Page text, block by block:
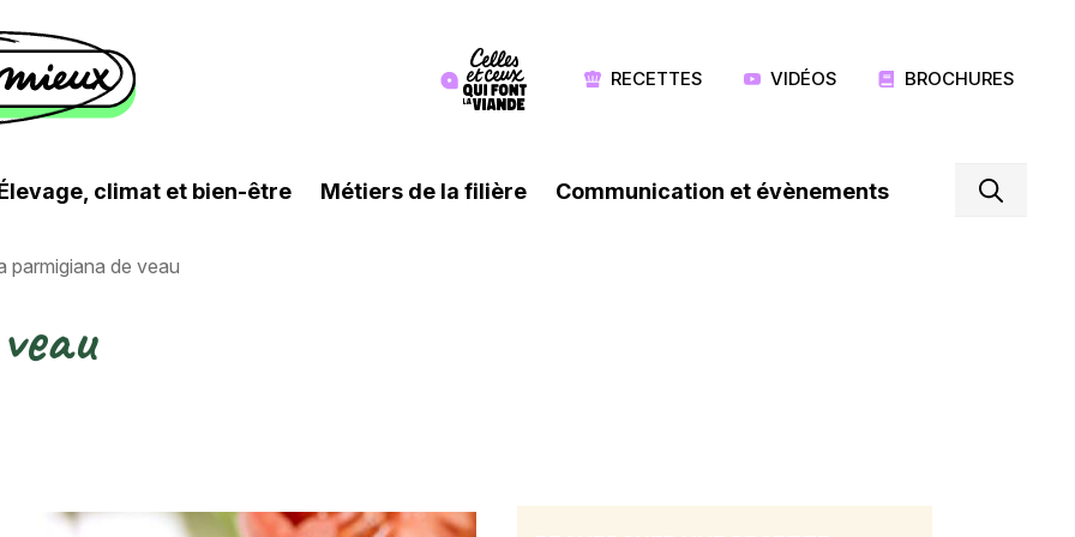
Image
RECETTES VIDÉOS BROCHURES
climat et bien-être Métiers de la filière Communication et évènements
parmigiana de veau